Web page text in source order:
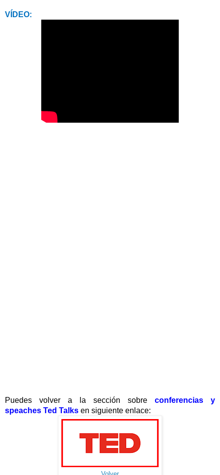
VÍDEO:
Puedes volver a la sección sobre conferencias y
speaches Ted Talks en siguiente enlace: